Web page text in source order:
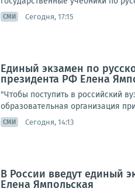
СМИ Сегодня, 17:15
Единый экзамен по
президента РФ Елена
"Чтобы поступить в российский
образовательная организация
СМИ Сегодня, 14:13
В России введут единый
Елена Ямпольская